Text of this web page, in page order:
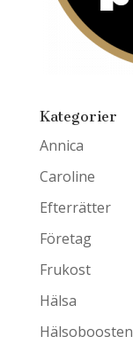
Kategorier
Annica
Caroline
Efterrätter
Företag
Frukost
Hälsa
Hälsoboosten